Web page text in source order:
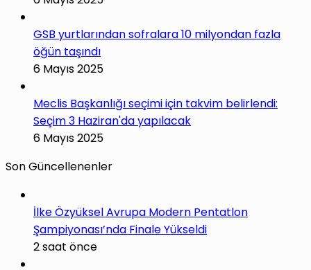
GSB yurtlarından sofralara 10 milyondan fazla
öğün taşındı
6 Mayıs 2025
Meclis Başkanlığı seçimi için takvim belirlendi:
Seçim 3 Haziran'da yapılacak
6 Mayıs 2025
Son Güncellenenler
İlke Özyüksel Avrupa Modern Pentatlon
Şampiyonası’nda Finale Yükseldi
2 saat önce